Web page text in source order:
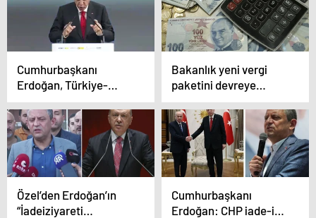
Cumhurbaşkanı
Erdoğan, Türkiye-
İspanya Zirvesi’nde
konuştu
Bakanlık yeni vergi
paketini devreye
sokuyor! Asgari gelir
detayı dikkat çekti
Özel’den Erdoğan’ın
“İadeiziyareti
Cumhurbaşkanı
Erdoğan: CHP iade-i